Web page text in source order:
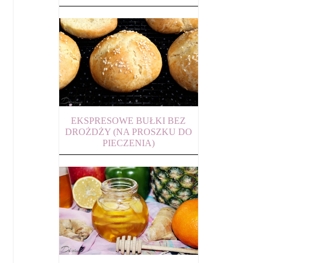
EKSPRESOWE BUŁKI BEZ
DROŻDŻY (NA PROSZKU DO
PIECZENIA)